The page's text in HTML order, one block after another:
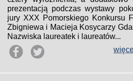
prezentacją podczas wystawy
jury XXX Pomorskiego Konkursu
Zbigniewa i Macieja Kosycarzy
Nazwiska laureatek i laureatów...